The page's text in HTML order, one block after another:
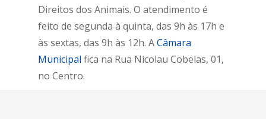
Direitos dos Animais. O atendimento é
feito de segunda à quinta, das 9h às 17h e
às sextas, das 9h às 12h. ACâmara
Municipal fica na Rua Nicolau Cobelas, 01,
no Centro.